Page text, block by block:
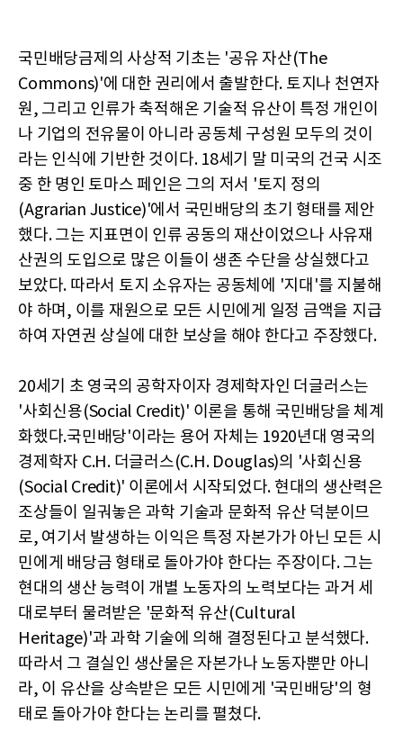
국민배당금제의 사상적 기초는 '공유 자산(The
Commons)'에 대한 권리에서 출발한다. 토지나 천연자
원, 그리고 인류가 축적해온 기술적 유산이 특정 개인이
나 기업의 전유물이 아니라 공동체 구성원 모두의 것이
라는 인식에 기반한 것이다. 18세기 말 미국의 건국 시조
중 한 명인 토마스 페인은 그의 저서 '토지 정의
(Agrarian Justice)'에서 국민배당의 초기 형태를 제안
했다. 그는 지표면이 인류 공동의 재산이었으나 사유재
산권의 도입으로 많은 이들이 생존 수단을 상실했다고
보았다. 따라서 토지 소유자는 공동체에 '지대'를 지불해
야 하며, 이를 재원으로 모든 시민에게 일정 금액을 지급
하여 자연권 상실에 대한 보상을 해야 한다고 주장했다.
20세기 초 영국의 공학자이자 경제학자인 더글러스는
'사회신용(Social Credit)' 이론을 통해 국민배당을 체계
화했다.국민배당'이라는 용어 자체는 1920년대 영국의
경제학자 C.H. 더글러스(C.H. Douglas)의 '사회신용
(Social Credit)' 이론에서 시작되었다. 현대의 생산력은
조상들이 일궈놓은 과학 기술과 문화적 유산 덕분이므
로, 여기서 발생하는 이익은 특정 자본가가 아닌 모든 시
민에게 배당금 형태로 돌아가야 한다는 주장이다. 그는
현대의 생산 능력이 개별 노동자의 노력보다는 과거 세
대로부터 물려받은 '문화적 유산(Cultural
Heritage)'과 과학 기술에 의해 결정된다고 분석했다.
따라서 그 결실인 생산물은 자본가나 노동자뿐만 아니
라, 이 유산을 상속받은 모든 시민에게 '국민배당'의 형
태로 돌아가야 한다는 논리를 펼쳤다.